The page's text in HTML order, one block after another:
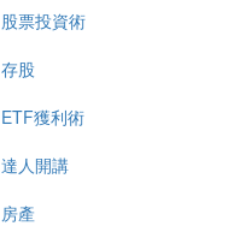
股票投資術
存股
ETF獲利術
達人開講
房產